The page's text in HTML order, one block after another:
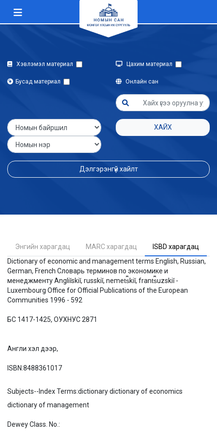
Хэвлэмэл материал Цахим материал
Бусад материал Онлайн сан
ХАЙХ
Дэлгэрэнгүй хайлт
Энгийн харагдац MARC харагдац
ISBD харагдац
Dictionary of economic and management terms English, Russian,
German, French Словарь терминов по экономике и
менеджменту Angliĭskiĭ, russkiĭ, nemet︠s︡kiĭ, frant︠s︡uzskiĭ -
Luxembourg Office for Official Publications of the European
Communities 1996 - 592
БС 1417-1425, ОУХНУС 2871
Англи хэл дээр,
ISBN:8488361017
Subjects--Index Terms:dictionary dictionary of economics
dictionary of management
Dewey Class. No.: